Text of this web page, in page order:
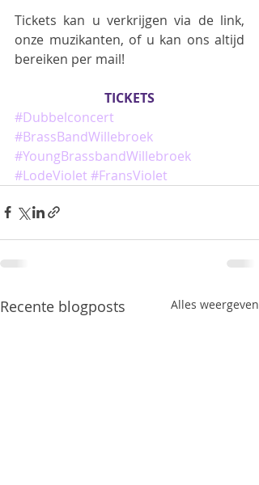
Tickets kan u verkrijgen via de link,
onze muzikanten, of u kan ons altijd
bereiken per mail!
TICKETS
#Dubbelconcert
#BrassBandWillebroek
#YoungBrassbandWillebroek
#LodeViolet #FransViolet
Recente blogposts Alles weergeven